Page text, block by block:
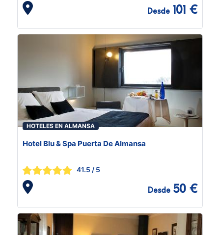
Desde 101 €
HOTELES EN ALMANSA
Hotel Blu & Spa Puerta De Almansa
41.5 / 5
Desde 50 €